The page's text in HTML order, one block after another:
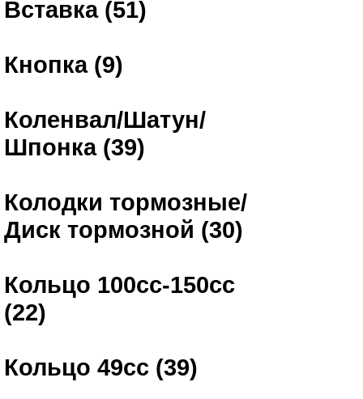
Вставка (51)
Кнопка (9)
Коленвал/Шатун/
Шпонка (39)
Колодки тормозные/
Диск тормозной (30)
Кольцо 100сс-150сс
(22)
Кольцо 49сс (39)